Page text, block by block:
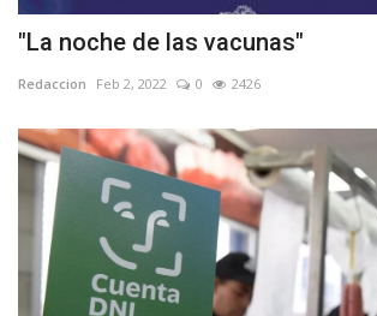
"La noche de las vacunas"
Redaccion Feb 2, 2022 0 2426